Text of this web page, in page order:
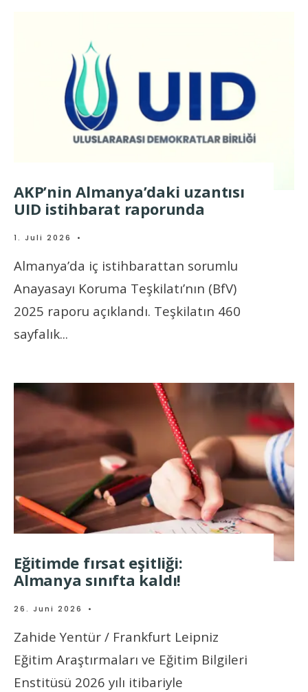
AKP’nin Almanya’daki uzantısı
UID istihbarat raporunda
1. Juli 2026 •
Almanya’da iç istihbarattan sorumlu
Anayasayı Koruma Teşkilatı’nın (BfV)
2025 raporu açıklandı. Teşkilatın 460
sayfalık...
Eğitimde fırsat eşitliği:
Almanya sınıfta kaldı!
26. Juni 2026 •
Zahide Yentür / Frankfurt Leipniz
Eğitim Araştırmaları ve Eğitim Bilgileri
Enstitüsü 2026 yılı itibariyle